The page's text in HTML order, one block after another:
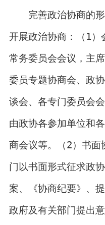
完善政治协商的形
开展政治协商：（1）
常务委员会会议，主
委员专题协商会、政
谈会、各专门委员会
由政协各参加单位和
商会议等。（2）书面
门以书面形式征求政
案、《协商纪要》、
政府及有关部门提出